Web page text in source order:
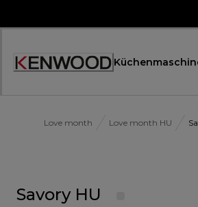
Accessibility
Love month Love month HU
Savory HU